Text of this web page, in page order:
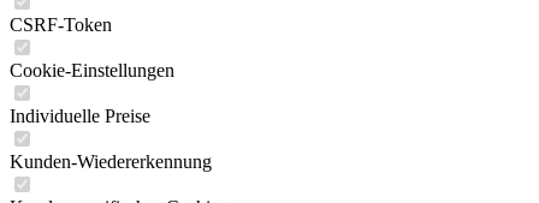
CSRF-Token
Cookie-Einstellungen
Individuelle Preise
Kunden-Wiedererkennung